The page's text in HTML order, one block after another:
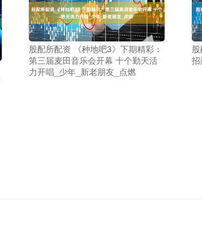
股配所配资 《种地吧3》下期精彩：
第三届麦田音乐会开幕 十个勤天活
力开唱_少年_新老朋友_点燃